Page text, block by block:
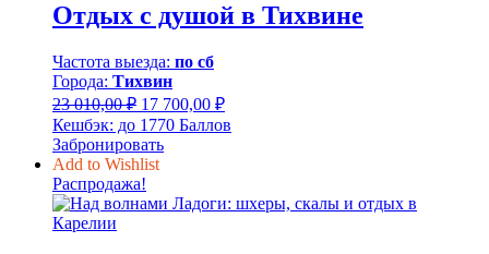
Отдых с душой в Тихвине
Частота выезда: по сб
Города: Тихвин
23 010,00₽ Первоначальная
цена
составляла
23
010,00 ₽.
17 700,00 ₽Текущая
цена:
17
Кешбэк: до 1770 Баллов
Забронировать
Add to Wishlist
Распродажа!